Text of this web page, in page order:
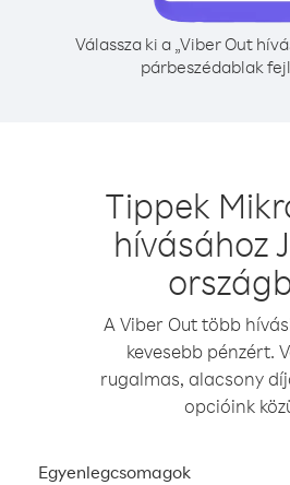
Válassza ki a „Viber Out
párbeszédablak
Tippek
hívásához
A Viber Out több
kevesebb pénzért.
rugalmas, alacsony
opcióink
Egyenlegcsomagok